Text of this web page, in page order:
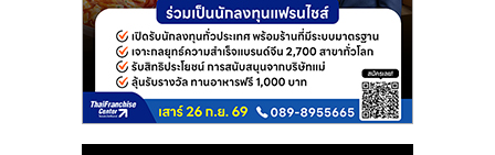
ไชส์
ขาย